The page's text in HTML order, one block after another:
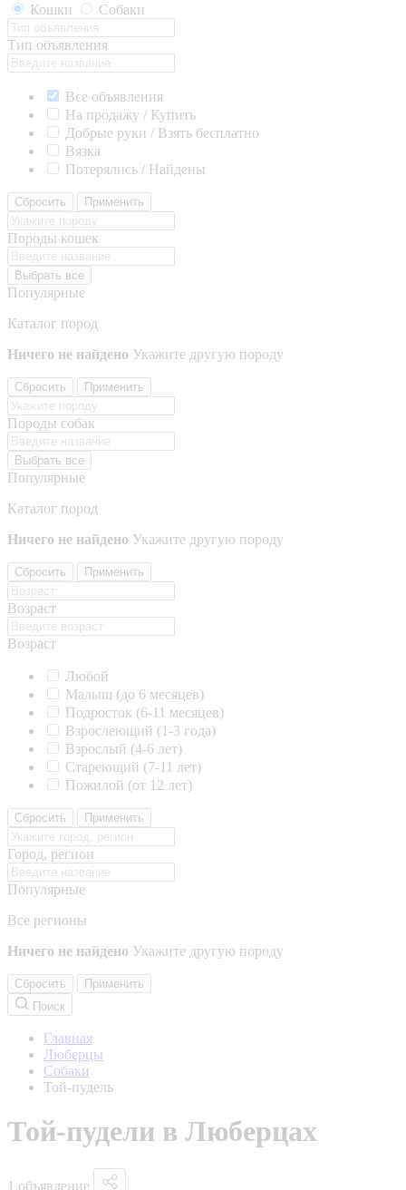
Кошки
Собаки
Тип объявления
Все объявления
На продажу / Купить
Добрые руки / Взять бесплатно
Вязка
Потерялись / Найдены
Сбросить Применить
Породы кошек
Выбрать все
Популярные
Каталог пород
Ничего не найдено Укажите другую породу
Сбросить Применить
Породы собак
Выбрать все
Популярные
Каталог пород
Ничего не найдено Укажите другую породу
Сбросить Применить
Возраст
Возраст
Любой
Малыш (до 6 месяцев)
Подросток (6-11 месяцев)
Взрослеющий (1-3 года)
Взрослый (4-6 лет)
Стареющий (7-11 лет)
Пожилой (от 12 лет)
Сбросить Применить
Город, регион
Популярные
Все регионы
Ничего не найдено Укажите другую породу
Сбросить
Применить
Поиск
Главная
Люберцы
Собаки
Той-пудель
Той-пудели в Люберцах
1 объявление